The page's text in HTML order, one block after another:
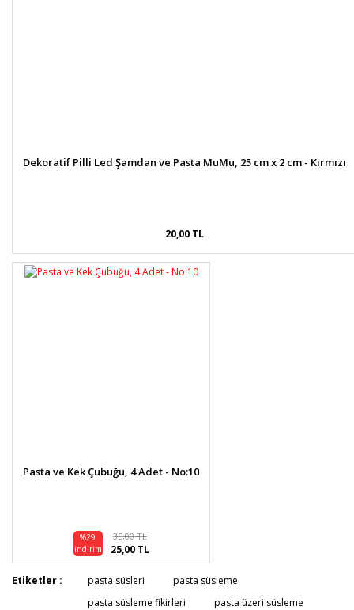
Dekoratif Pilli Led Şamdan ve Pasta MuMu, 25 cm x 2 cm - Kırmızı
20,00 TL
Pasta ve Kek Çubuğu, 4 Adet - No:10
%29
indirim
35,00 TL
25,00 TL
Etiketler : pasta süsleri
pasta süsleme
pasta süsleme fikirleri
pasta üzeri süsleme